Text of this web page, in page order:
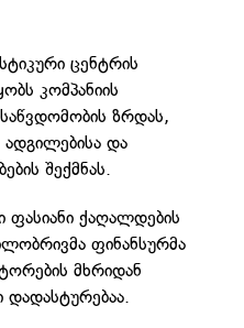
ცენტრის
კომპანიის
ზრდას,
ადგილებისა და
შექმნას.
ფასიანი ქაღალდების
ფინანსურმა
მხრიდან
დადასტურებაა.